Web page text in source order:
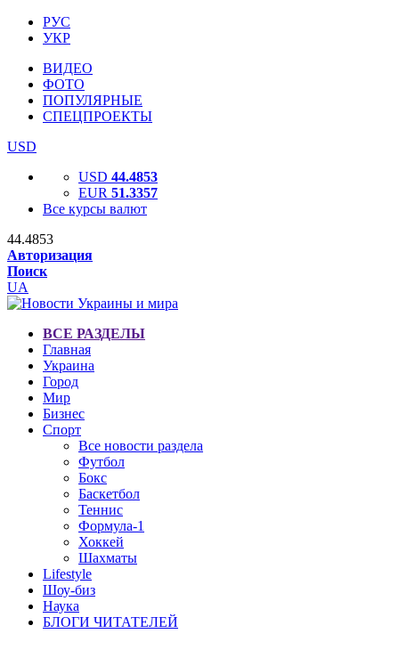
РУС
УКР
ВИДЕО
ФОТО
ПОПУЛЯРНЫЕ
СПЕЦПРОЕКТЫ
USD
USD 44.4853
EUR 51.3357
Все курсы валют
44.4853
Авторизация
Поиск
UA
ВСЕ РАЗДЕЛЫ
Главная
Украина
Город
Мир
Бизнес
Спорт
Все новости раздела
Футбол
Бокс
Баскетбол
Теннис
Формула-1
Хоккей
Шахматы
Lifestyle
Шоу-биз
Наука
БЛОГИ ЧИТАТЕЛЕЙ